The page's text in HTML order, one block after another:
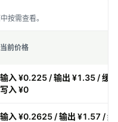
按需查看。
当前价格
输入 ¥0.225 / 输出 ¥1.35 / 缓
写入 ¥0
输入 ¥0.2625 / 输出 ¥1.57 /